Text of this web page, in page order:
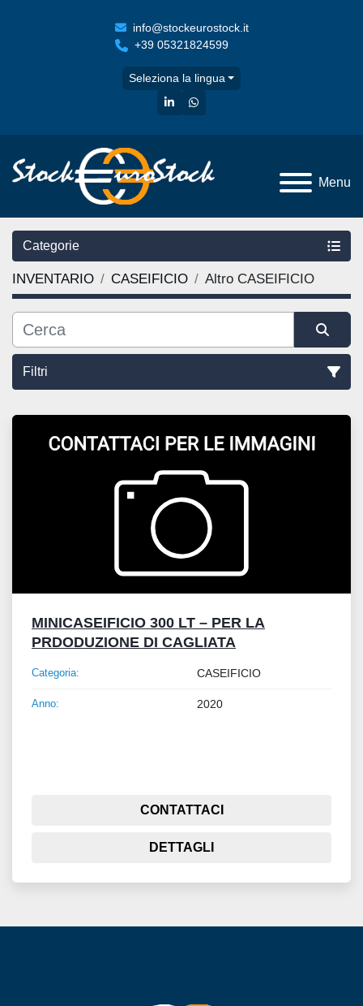
info@stockeurostock.it
+39 05321824599
Seleziona la lingua
linkedinwhatsapp
Menu
Categorie
INVENTARIO CASEIFICIO Altro CASEIFICIO
Filtri
Ordina per
MINICASEIFICIO 300 LT – PER LA
PRDODUZIONE DI CAGLIATA
Categoria: CASEIFICIO
Anno: 2020
CONTATTACI
DETTAGLI